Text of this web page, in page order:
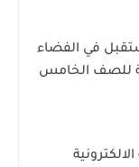
في الفضاء
للصف الخامس